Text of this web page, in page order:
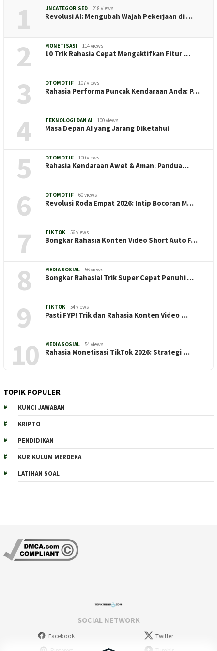
1 UNCATEGORISED 218 views
Revolusi AI: Mengubah Wajah Pekerjaan di …
2 MONETISASI 114 views
10 Trik Rahasia Cepat Mengaktifkan Fitur …
3 OTOMOTIF 107 views
Rahasia Performa Puncak Kendaraan Anda: P…
4 TEKNOLOGI DAN AI 100 views
Masa Depan AI yang Jarang Diketahui
5 OTOMOTIF 100 views
Rahasia Kendaraan Awet & Aman: Pandua…
6 OTOMOTIF 60 views
Revolusi Roda Empat 2026: Intip Bocoran M…
7 TIKTOK 56 views
Bongkar Rahasia Konten Video Short Auto F…
8 MEDIA SOSIAL 56 views
Bongkar Rahasia! Trik Super Cepat Penuhi …
9 TIKTOK 54 views
Pasti FYP! Trik dan Rahasia Konten Video …
10 MEDIA SOSIAL 54 views
Rahasia Monetisasi TikTok 2026: Strategi …
TOPIK POPULER
KUNCI JAWABAN
KRIPTO
PENDIDIKAN
KURIKULUM MERDEKA
LATIHAN SOAL
SOCIAL NETWORK
Facebook
Twitter